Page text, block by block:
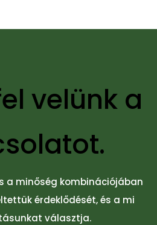
velünk a
a minőség kombinációjában
érdeklődését, és a mi
választja.